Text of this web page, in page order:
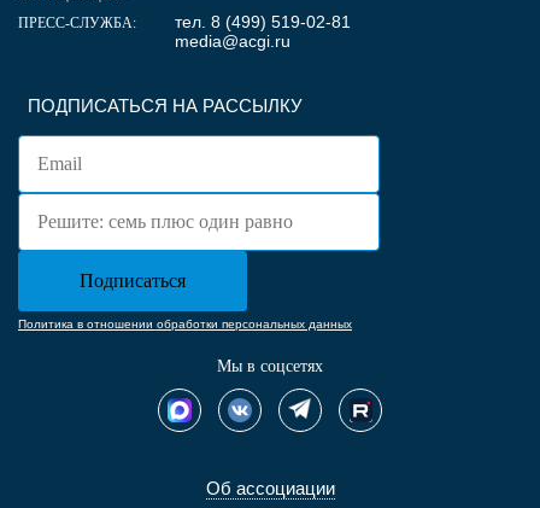
Об ассоциации
ПОДПИСАТЬСЯ НА РАССЫЛКУ
Политика в отношении обработки персональных данных
Мы в соцсетях
ПРЕСС-СЛУЖБА:
тел. 8 (499) 519-02-81
media@acgi.ru